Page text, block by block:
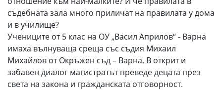
съдебната зала много приличат на правилата у дома
и в училище?
Учениците от 5 клас на ОУ „Васил Априлов“ - Варна
имаха вълнуваща среща със съдия Михаил
Михайлов от Окръжен съд – Варна. В открит и
забавен диалог магистратът преведе децата през
света на закона и гражданската отговорност.